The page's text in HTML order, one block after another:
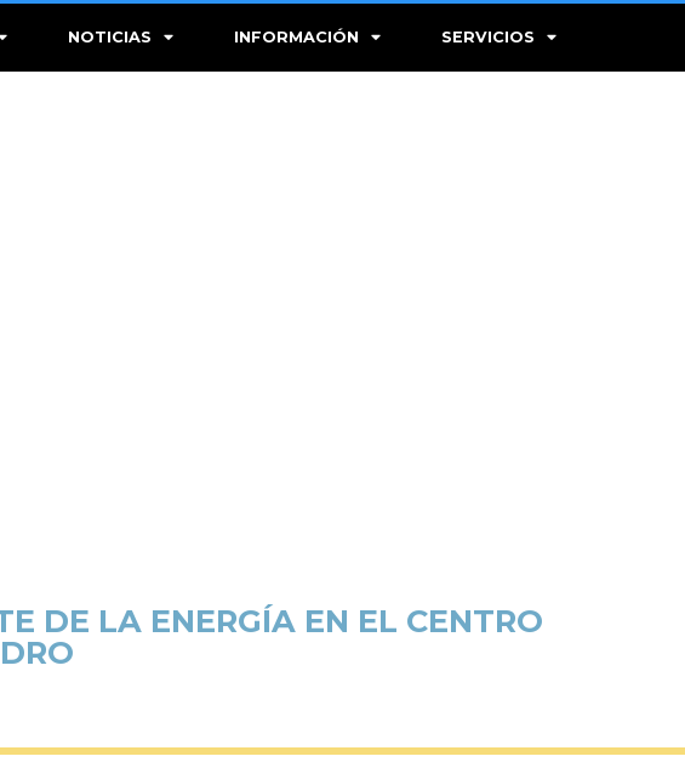
NOTICIAS INFORMACIÓN SERVICIOS
DE LA ENERGÍA EN EL CENTRO